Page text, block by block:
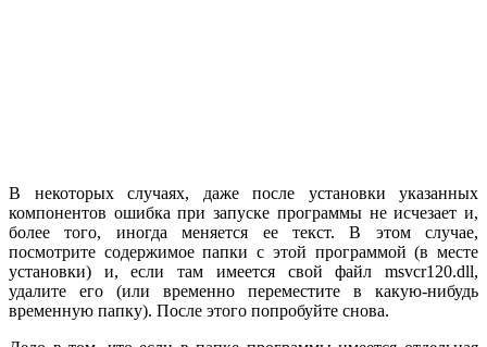
В некоторых случаях, даже после установки указанных
компонентов ошибка при запуске программы не исчезает и,
более того, иногда меняется ее текст. В этом случае,
посмотрите содержимое папки с этой программой (в месте
установки) и, если там имеется свой файл msvcr120.dll,
удалите его (или временно переместите в какую-нибудь
временную папку). После этого попробуйте снова.